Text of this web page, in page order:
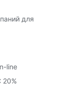
для
line
20%